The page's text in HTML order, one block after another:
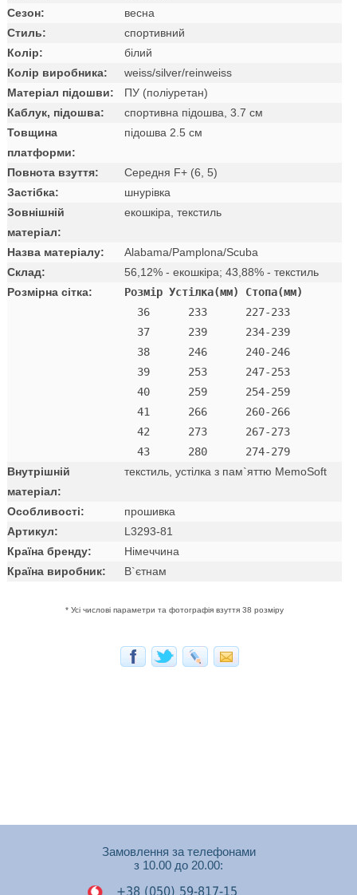
Сезон:
весна
Стиль:
спортивний
Колір:
білий
Колір виробника:
weiss/silver/reinweiss
Матеріал підошви:
ПУ (поліуретан)
Каблук, підошва:
спортивна підошва, 3.7 см
Товщина
платформи:
підошва 2.5 см
Повнота взуття:
Середня F+ (6, 5)
Застібка:
шнурівка
Зовнішній
матеріал:
екошкіра, текстиль
Назва матеріалу:
Alabama/Pamplona/Scuba
Склад:
56,12% - екошкіра; 43,88% - текстиль
Розмірна сітка:
Розмір Устілка(мм) Стопа(мм)
  36      233      227-233
  37      239      234-239
  38      246      240-246
  39      253      247-253
  40      259      254-259
  41      266      260-266
  42      273      267-273
Внутрішній
матеріал:
текстиль, устілка з пам`яттю MemoSoft
Особливості:
прошивка
Артикул:
L3293-81
Країна бренду:
Німеччина
Країна виробник:
В`єтнам
* Усі числові параметри та фотографія взуття 38 розміру
Замовлення за телефонами
з 10.00 до 20.00:
+38 (050) 59-817-15